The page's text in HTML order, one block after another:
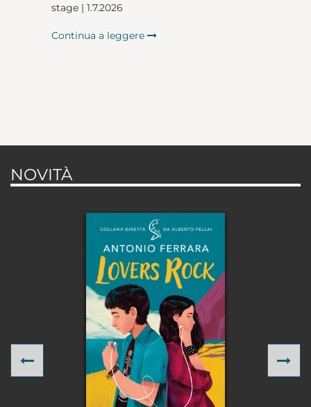
stage | 1.7.2026
Continua a leggere
NOVITÀ
Previous